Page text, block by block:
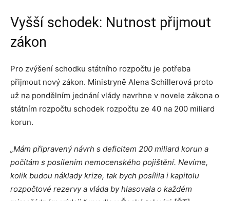
Vyšší schodek: Nutnost přijmout
zákon
Pro zvýšení schodku státního rozpočtu je potřeba
přijmout nový zákon. Ministryně Alena Schillerová proto
už na pondělním jednání vlády navrhne v novele zákona o
státním rozpočtu schodek rozpočtu ze 40 na 200 miliard
korun.
„Mám připravený návrh s deficitem 200 miliard korun a
počítám s posílením nemocenského pojištění. Nevíme,
kolik budou náklady krize, tak bych posílila i kapitolu
rozpočtové rezervy a vláda by hlasovala o každém